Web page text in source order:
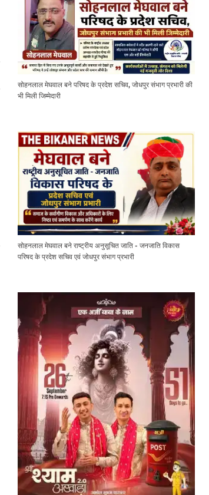
सोहनलाल मेघवाल बने परिषद के प्रदेश सचिव, जोधपुर संभाग प्रभारी की
भी मिली जिम्मेदारी
सोहनलाल मेघवाल बने राष्ट्रीय अनुसूचित जाति - जनजाति विकास
परिषद के प्रदेश सचिव एवं जोधपुर संभाग प्रभारी